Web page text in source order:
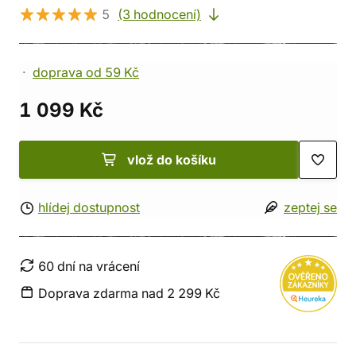
5
(3 hodnocení)
doprava od 59 Kč
1 099 Kč
vlož do košíku
hlídej dostupnost zeptej se
60 dní na vrácení
Doprava zdarma nad 2 299 Kč